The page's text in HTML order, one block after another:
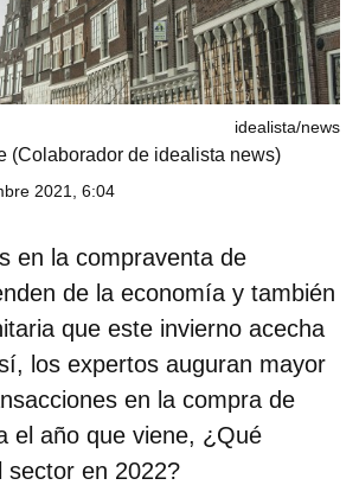
idealista/news
(Colaborador de idealista news)
2021, 6:04
en la compraventa de
de la economía y también
que este invierno acecha
los expertos auguran mayor
en la compra de
el año que viene, ¿Qué
sector en 2022?